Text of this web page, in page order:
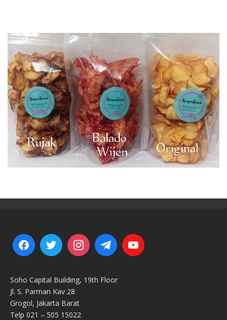
Soho Capital Building, 19th Floor
Jl. S. Parman Kav 28
Grogol, Jakarta Barat
Telp 021 – 505 15022